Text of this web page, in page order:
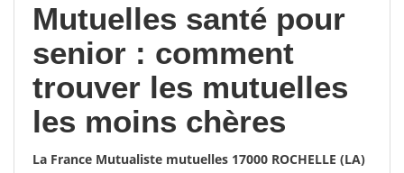
Mutuelles santé pour
senior : comment
trouver les mutuelles
les moins chères
La France Mutualiste mutuelles 17000 ROCHELLE (LA)